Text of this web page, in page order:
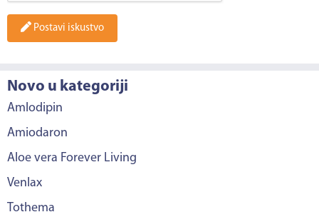
Postavi iskustvo
Novo u kategoriji
Amlodipin
Amiodaron
Aloe vera Forever Living
Venlax
Tothema